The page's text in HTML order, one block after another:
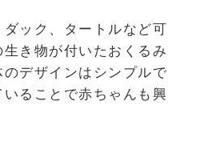
ック、タートルなど可
き物が付いたおくるみ
デザインはシンプルで
ることで赤ちゃんも興